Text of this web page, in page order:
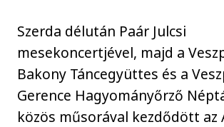
Szerda délután Paár Julcsi
mesekoncertjével, majd a
Bakony Táncegyüttes és a
Gerence Hagyományőrző
közös műsorával kezdődött az